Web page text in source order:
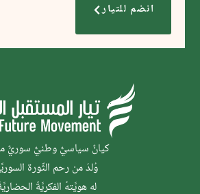
انضم للتيار
كيانٌ سياسيٌّ وطنيٌّ سوريٌّ
وُلدَ من رحم الثَّورة
له هويَّتهُ الفكريَّةُ